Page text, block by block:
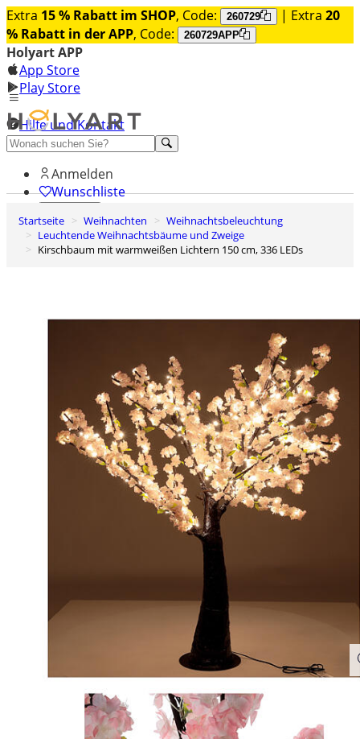
Extra 15 % Rabatt im SHOP, Code: 260729 | Extra 20
% Rabatt in der APP, Code: 260729APP
Holyart APP
App Store
Play Store
Hilfe und Kontakt
Entdecken Sie Premium
Anmelden
Wunschliste
0
Warenkorb
Startseite Weihnachten
Weihnachtsbeleuchtung
Leuchtende Weihnachtsbäume und Zweige
Kirschbaum mit warmweißen Lichtern 150 cm, 336 LEDs